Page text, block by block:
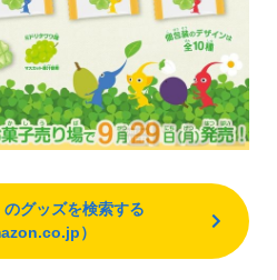
のグッズを検索する
）